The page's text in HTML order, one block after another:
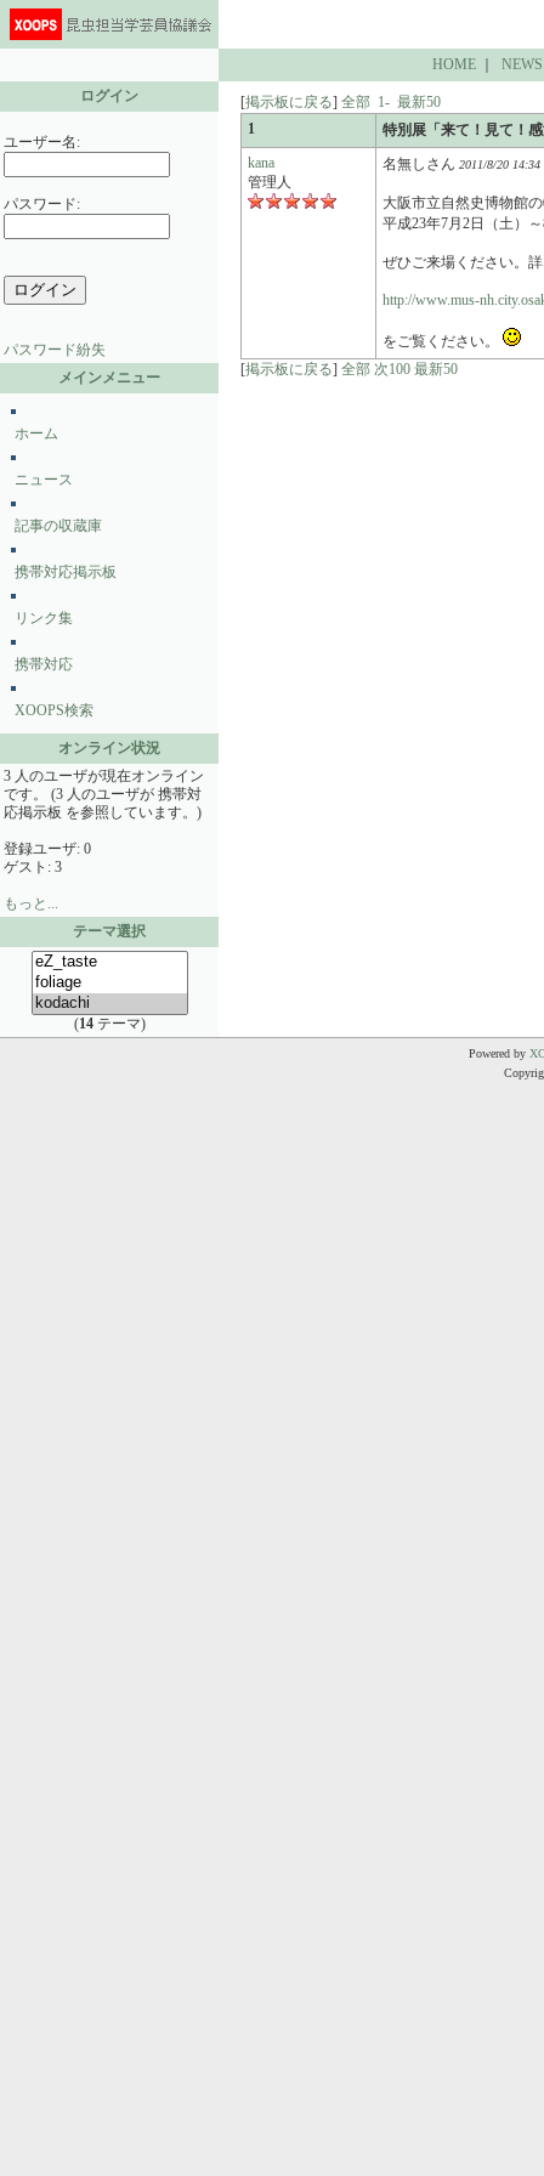
HOME｜ NEWS
ログイン
ユーザー名:
パスワード:
パスワード紛失
メインメニュー
ホーム
ニュース
記事の収蔵庫
携帯対応掲示板
リンク集
携帯対応
XOOPS検索
オンライン状況
3 人のユーザが現在オンライン
です。 (3 人のユーザが 携帯対
応掲示板 を参照しています。)
登録ユーザ: 0
ゲスト: 3
もっと...
テーマ選択
(14テーマ)
[掲示板に戻る] 全部 1- 最新50
1
特別展「来て！見て！
kana
管理人
名無しさん 2011/8/20 14:34
大阪市立自然史博物館
平成23年7月2日（土）
ぜひご来場ください。
http://www.mus-
をご覧ください。
[掲示板に戻る] 全部 次100 最新50
Powered by